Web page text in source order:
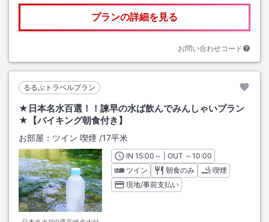
プランの詳細を見る
お問い合わせコード
るるぶトラベルプラン
★日本名水百選！！諫早の水ば飲んでみんしゃいプラン
★【バイキング朝食付き】
お部屋： ツイン 喫煙 /17平米
INチェックイン
15:00 ～ | OUT チェックアウト
～10:00
ツイン
朝食のみ
喫煙
現地/事前支払い